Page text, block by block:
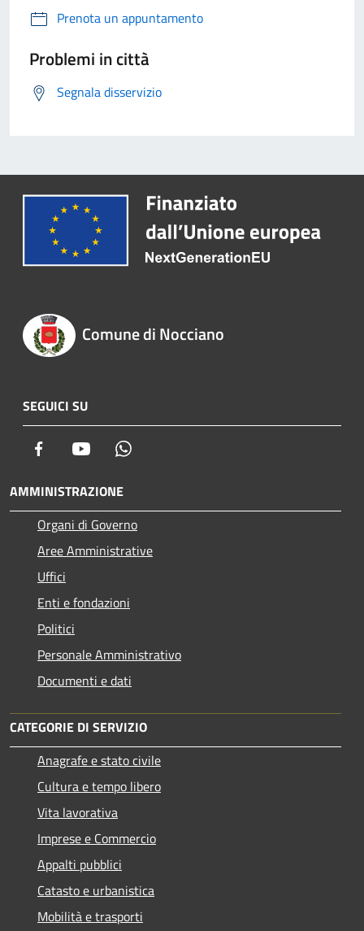
Prenota un appuntamento
Problemi in città
Segnala disservizio
Comune di Nocciano
SEGUICI SU
Facebook Youtube
AMMINISTRAZIONE
Organi di Governo
Aree Amministrative
Uffici
Enti e fondazioni
Politici
Personale Amministrativo
Documenti e dati
CATEGORIE DI SERVIZIO
Anagrafe e stato civile
Cultura e tempo libero
Vita lavorativa
Imprese e Commercio
Appalti pubblici
Catasto e urbanistica
Mobilità e trasporti